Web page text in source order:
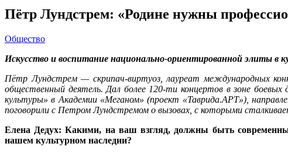
Пётр Лундстрем: «Родине нужны
Общество
Искусство и воспитание национально-ориентированной элиты в
Пётр Лундстрем — скрипач-виртуоз, лауреат международных
общественный деятель. Дал более 120-ти концертов в зоне
культуры» в Академии «Меганом» (проект «Таврида.АРТ»),
поговорили с Петром Лундстремом о вызовах, с которыми
Елена Дедух: Какими, на ваш взгляд, должны быть
нашем культурном наследии?